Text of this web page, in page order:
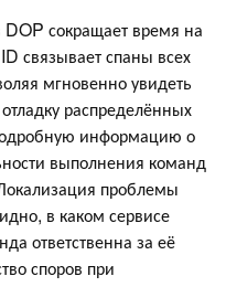
сокращает время на
связывает спаны всех
мгновенно увидеть
распределённых
информацию о
выполнения команд
проблемы
в каком сервисе
ответственна за её
споров при